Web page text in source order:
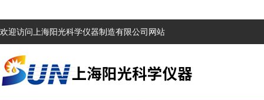
欢迎访问上海阳光科学仪器制造有限公司网站